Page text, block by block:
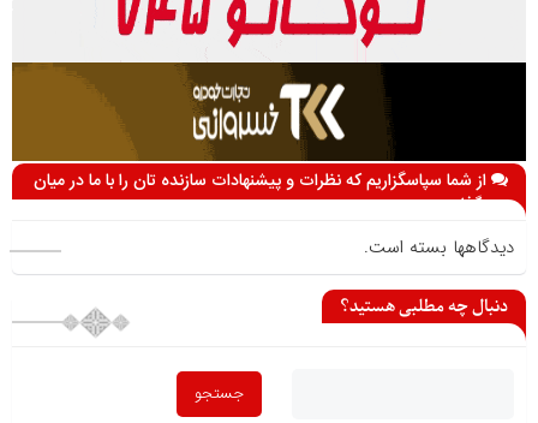
از شما سپاسگزاریم که نظرات و پیشنهادات سازنده تان را با ما در میان
می گذارید
دیدگاهها بسته است.
دنبال چه مطلبی هستید؟